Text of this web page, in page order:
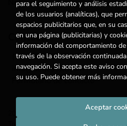
Noticias
Contacto
(+34) 615 55 96 54
info@degestalt.com
Formulario de contacto
2026 ©
. Todos
para el seguimiento y análisis
de los usuarios (analíticas), que
espacios publicitarios que, en su
en una página (publicitarias) y
información del comportamiento
través de la observación
navegación. Si acepta este aviso
su uso. Puede obtener más
Aceptar